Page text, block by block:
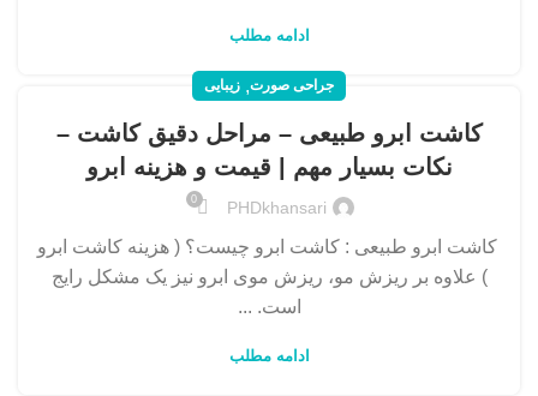
ادامه مطلب
جراحی صورت, زیبایی
کاشت ابرو طبیعی – مراحل دقیق کاشت –
نکات بسیار مهم | قیمت و هزینه ابرو
PHDkhansari
0
کاشت ابرو طبیعی : کاشت ابرو چیست؟ ( هزینه کاشت ابرو
) علاوه بر ریزش مو، ریزش موی ابرو نیز یک مشکل رایج
است. ...
ادامه مطلب